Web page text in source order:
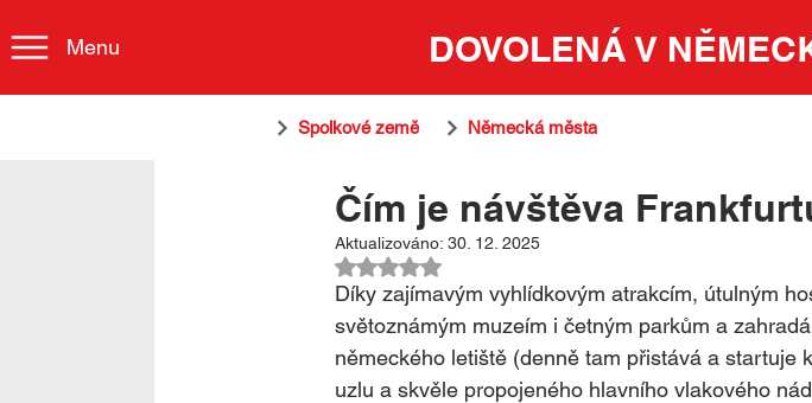
Menu DOVOLENÁ V
Spolkové země Německá města
Čím je návštěva
Aktualizováno: 30. 12. 2025
Hodnoceno NaN z 5 hvězdiček.
Díky zajímavým vyhlídkovým atrakcím, útulným
světoznámým muzeím i četným parkům a
německého letiště (denně tam přistává a startuje
uzlu a skvěle propojeného hlavního vlakového